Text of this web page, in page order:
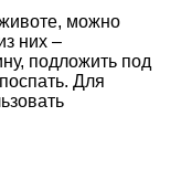
можно
них –
подложить под
Для